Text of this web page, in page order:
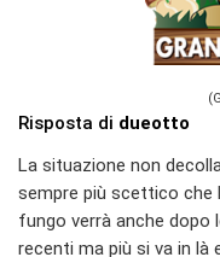
Risposta di dueotto
La situazione non
sempre più scettico che
fungo verrà anche dopo
recenti ma più si va in là